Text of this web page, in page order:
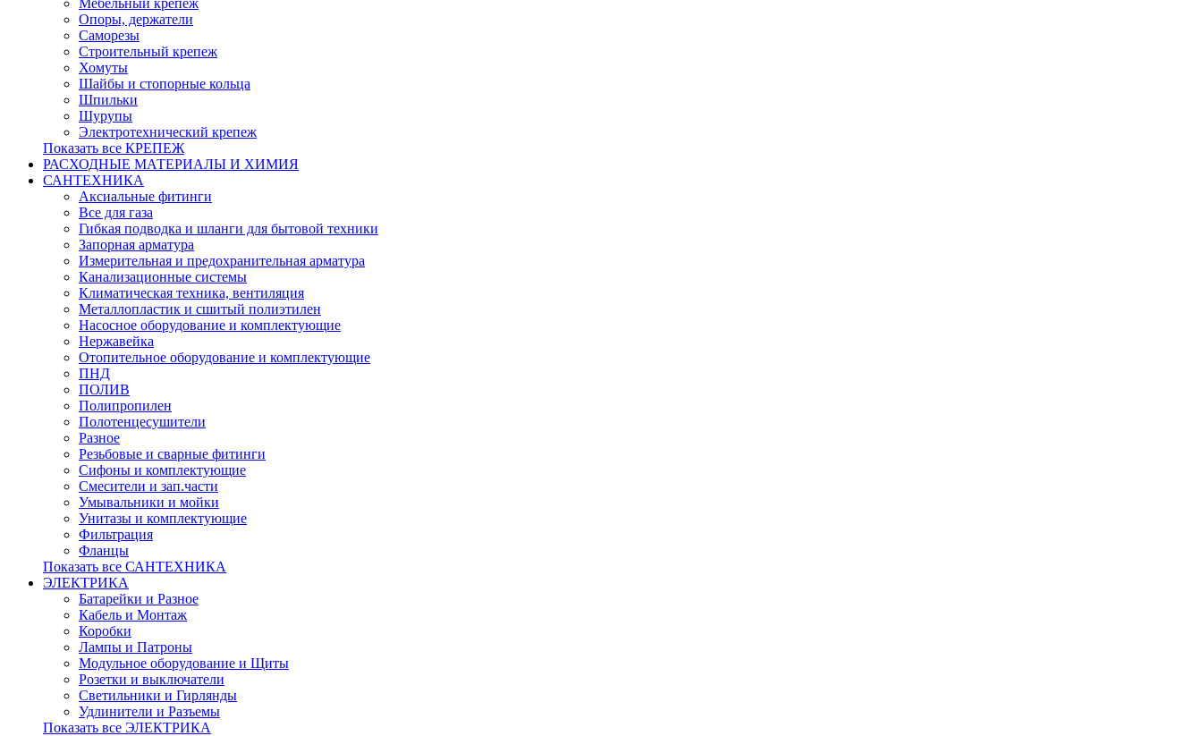
Мебельный крепеж
Опоры, держатели
Саморезы
Строительный крепеж
Хомуты
Шайбы и стопорные кольца
Шпильки
Шурупы
Электротехнический крепеж
Показать все КРЕПЕЖ
РАСХОДНЫЕ МАТЕРИАЛЫ И ХИМИЯ
САНТЕХНИКА
Аксиальные фитинги
Все для газа
Гибкая подводка и шланги для бытовой техники
Запорная арматура
Измерительная и предохранительная арматура
Канализационные системы
Климатическая техника, вентиляция
Металлопластик и сшитый полиэтилен
Насосное оборудование и комплектующие
Нержавейка
Отопительное оборудование и комплектующие
ПНД
ПОЛИВ
Полипропилен
Полотенцесушители
Разное
Резьбовые и сварные фитинги
Сифоны и комплектующие
Смесители и зап.части
Умывальники и мойки
Унитазы и комплектующие
Фильтрация
Фланцы
Показать все САНТЕХНИКА
ЭЛЕКТРИКА
Батарейки и Разное
Кабель и Монтаж
Коробки
Лампы и Патроны
Модульное оборудование и Щиты
Розетки и выключатели
Светильники и Гирлянды
Удлинители и Разъемы
Показать все ЭЛЕКТРИКА